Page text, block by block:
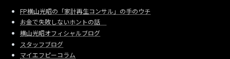
FP横山光昭の「家計再生コンサル」の手のウチ
お金で失敗しないホントの話
横山光昭オフィシャルブログ
スタッフブログ
マイエフピーコラム